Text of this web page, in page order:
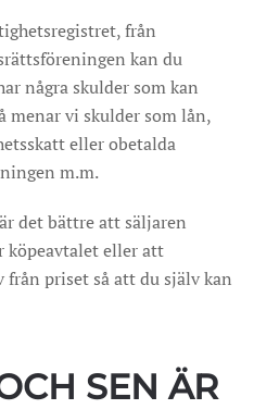
från
kan du
några skulder som kan
menar vi skulder som lån,
eller obetalda
m.m.
det bättre att säljaren
köpeavtalet eller att
från priset så att du själv kan
SEN ÄR